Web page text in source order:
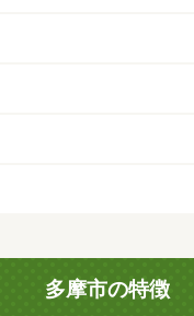
多摩市の特徴